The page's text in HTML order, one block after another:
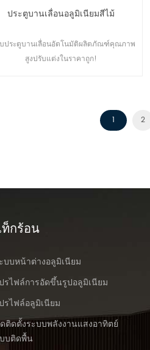
ประตูบานเลื่อนอลูมิเนียมสีไม้
ประตูบานเลื่อนอัตโนมัติผลิตภัณฑ์คุณภาพ
สูงปรับแต่งในราคาถูก!
1 2
กร้อน
บบหน้าต่างอลูมิเนียม
รไฟล์การอัดขึ้นรูปอลูมิเนียม
รไฟล์อลูมิเนียม
ติดตั้งระบบพลังงานแสงอาทิตย์
บติดพื้น